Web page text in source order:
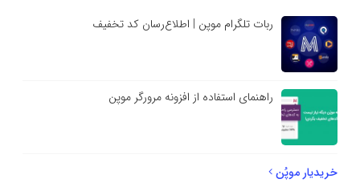
ربات تلگرام موپن | اطلاع‌رسان کد تخفیف
راهنمای استفاده از افزونه مرورگر موپن
خریدیار موپُن